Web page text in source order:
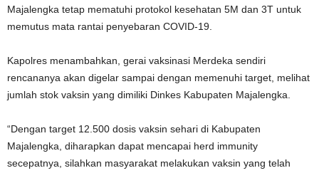
Majalengka tetap mematuhi protokol kesehatan 5M dan 3T untuk
memutus mata rantai penyebaran COVID-19.
Kapolres menambahkan, gerai vaksinasi Merdeka sendiri
rencananya akan digelar sampai dengan memenuhi target, melihat
jumlah stok vaksin yang dimiliki Dinkes Kabupaten Majalengka.
“Dengan target 12.500 dosis vaksin sehari di Kabupaten
Majalengka, diharapkan dapat mencapai herd immunity
secepatnya, silahkan masyarakat melakukan vaksin yang telah